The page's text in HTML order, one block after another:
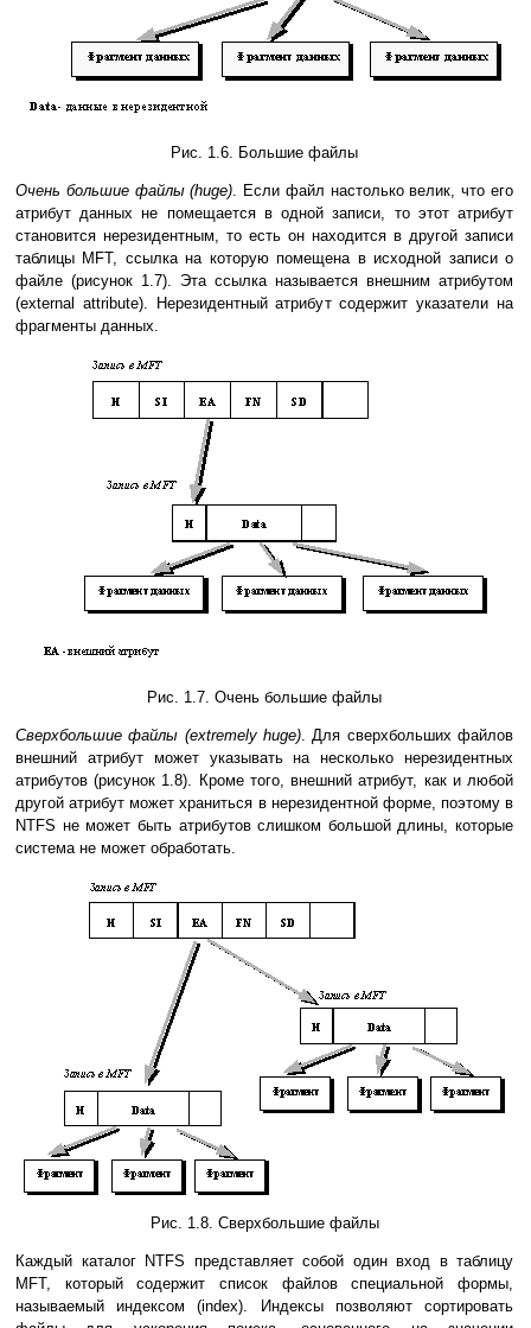
Рис. 1.6. Большие файлы
Очень большие файлы (huge). Если файл настолько велик, что его
атрибут данных не помещается в одной записи, то этот атрибут
становится нерезидентным, то есть он находится в другой записи
таблицы MFT, ссылка на которую помещена в исходной записи о
файле (рисунок 1.7). Эта ссылка называется внешним атрибутом
(external attribute). Нерезидентный атрибут содержит указатели на
фрагменты данных.
Рис. 1.7. Очень большие файлы
Сверхбольшие файлы (extremely huge). Для сверхбольших файлов
внешний атрибут может указывать на несколько нерезидентных
атрибутов (рисунок 1.8). Кроме того, внешний атрибут, как и любой
другой атрибут может храниться в нерезидентной форме, поэтому в
NTFS не может быть атрибутов слишком большой длины, которые
система не может обработать.
Рис. 1.8. Сверхбольшие файлы
Каждый каталог NTFS представляет собой один вход в таблицу
MFT, который содержит список файлов специальной формы,
называемый индексом (index). Индексы позволяют сортировать